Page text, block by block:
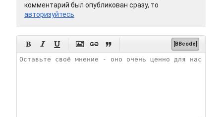
комментарий был опубликован сразу, то
авторизуйтесь
      [BBcode]